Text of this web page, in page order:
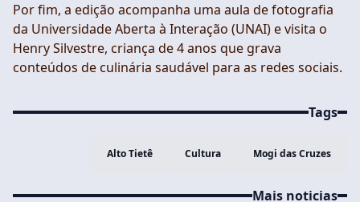
Por fim, a edição acompanha uma aula de fotografia
da Universidade Aberta à Interação (UNAI) e visita o
Henry Silvestre, criança de 4 anos que grava
conteúdos de culinária saudável para as redes sociais.
Tags
Alto Tietê Cultura Mogi das Cruzes
Mais noticias